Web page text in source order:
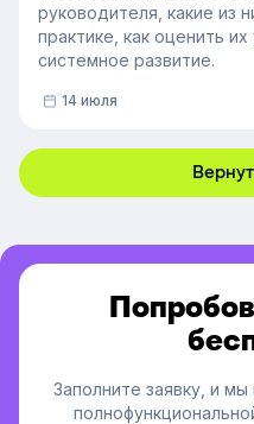
руководителя, какие из
практике, как оценить
системное развитие.
14 июля
Заполните заявку, и